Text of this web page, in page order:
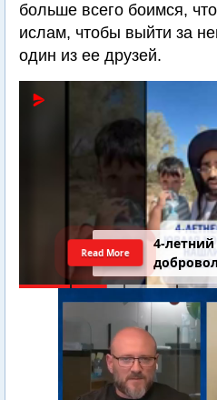
больше всего боимся,
ислам, чтобы выйти за
один из ее друзей.
4-
Read More